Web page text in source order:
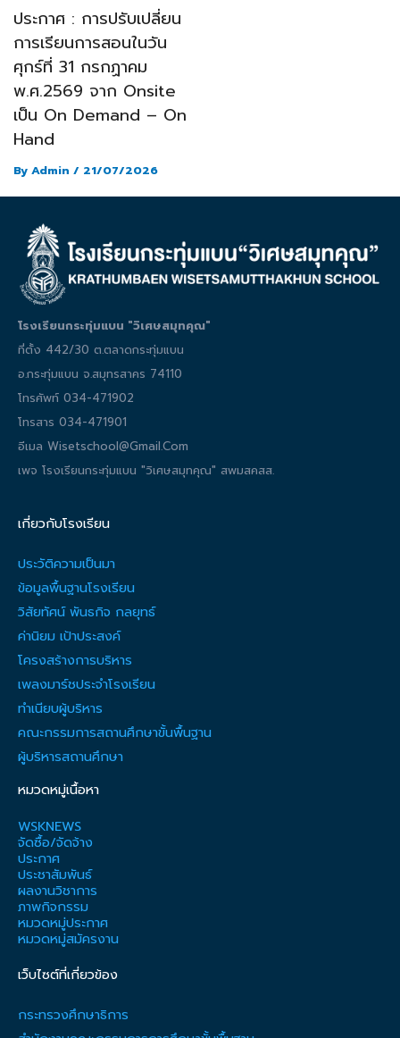
ประกาศ : การปรับเปลี่ยน
การเรียนการสอนในวัน
ศุกร์ที่ 31 กรกฏาคม
พ.ศ.2569 จาก Onsite
เป็น On Demand – On
Hand
By Admin / 21/07/2026
โรงเรียนกระทุ่มแบน "วิเศษสมุทคุณ"
ที่ตั้ง 442/30 ต.ตลาดกระทุ่มแบน
อ.กระทุ่มแบน จ.สมุทรสาคร 74110
โทรศัพท์ 034-471902
โทรสาร 034-471901
อีเมล Wisetschool@gmail.com
เพจ โรงเรียนกระทุ่มแบน "วิเศษสมุทคุณ" สพมสคสส.
เกี่ยวกับโรงเรียน
ประวัติความเป็นมา
ข้อมูลพื้นฐานโรงเรียน
วิสัยทัศน์ พันธกิจ กลยุทธ์
ค่านิยม เป้าประสงค์
โครงสร้างการบริหาร
เพลงมาร์ชประจำโรงเรียน
ทำเนียบผู้บริหาร
คณะกรรมการสถานศึกษาขั้นพื้นฐาน
ผู้บริหารสถานศึกษา
หมวดหมู่เนื้อหา
WSKNEWS
จัดซื้อ/จัดจ้าง
ประกาศ
ประชาสัมพันธ์
ผลงานวิชาการ
ภาพกิจกรรม
หมวดหมู่ประกาศ
หมวดหมู่สมัครงาน
เว็บไซต์ที่เกี่ยวข้อง
กระทรวงศึกษาธิการ